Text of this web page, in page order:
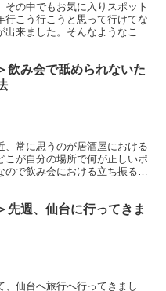
の中でもお気に入りスポット
行こう行こうと思って行けてな
出来ました。そんなようなこと
飲み会で舐められないた
、常に思うのが居酒屋における
こが自分の場所で何が正しいポ
ので飲み会における立ち振る舞
先週、仙台に行ってきま
仙台へ旅行へ行ってきまし